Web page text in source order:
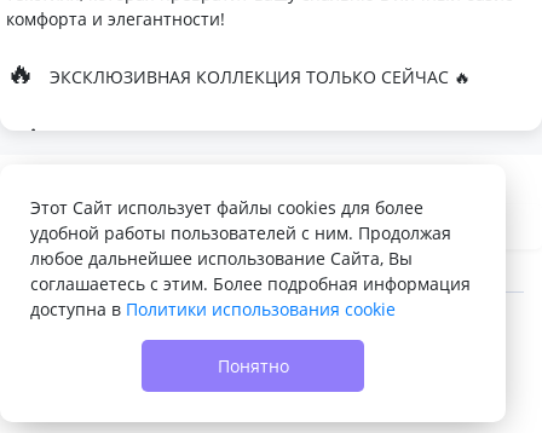
комфорта и элегантности!
🔥 ЭКСКЛЮЗИВНАЯ КОЛЛЕКЦИЯ ТОЛЬКО СЕЙЧАС 🔥
🛏
Палитра изысканных оттенков:
- Темно-серый для минималистичных интерьеров
- Сиреневый для романтичных натур
- Персиковый мусс для теплой атмосферы
Шелковые одеяла Тусса - мечта о совершенном сне
Этот Сайт использует файлы cookies для более
удобной работы пользователей с ним. Продолжая
любое дальнейшее использование Сайта, Вы
соглашаетесь с этим. Более подробная информация
доступна в Политики использования cookie
Понятно
© 2022 - 2026 Доска объявлений VELQ.RU